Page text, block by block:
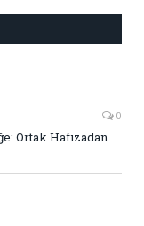
0
Ortak Hafızadan